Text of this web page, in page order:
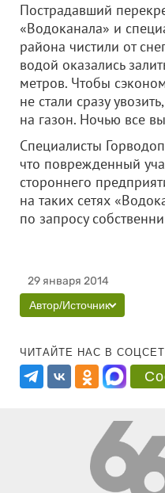
Пострадавший
«Водоканала» и
района чистили от
водой оказались
метров. Чтобы
не стали сразу
на газон. Ночью все
Специалисты
что поврежденный
стороннего
на таких сетях
по запросу
29 января 2014
Автор/Источник
ЧИТАЙТЕ НАС В